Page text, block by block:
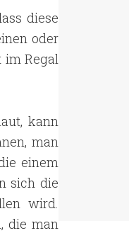
diese
oder
im Regal
kann
man
einem
sich die
wird.
die man